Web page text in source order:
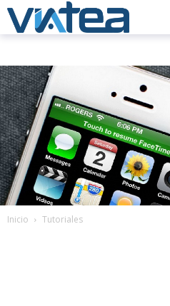
Inicio Tutoriales